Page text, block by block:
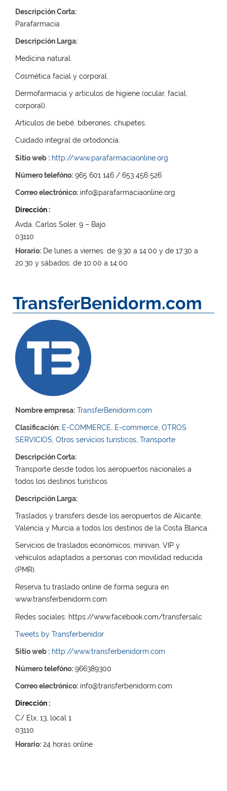
Descripción Corta:
Parafarmacia
Descripción Larga:
Medicina natural.
Cosmética facial y corporal.
Dermofarmacia y artículos de higiene (ocular, facial,
corporal).
Artículos de bebé, biberones, chupetes.
Cuidado integral de ortodoncia.
Sitio web : http://www.parafarmaciaonline.org
Número telefóno: 965 601 146 / 653 456 526
Correo electrónico: info@parafarmaciaonline.org
Dirección :
Avda. Carlos Soler, 9 – Bajo
03110
Horario: De lunes a viernes: de 9:30 a 14:00 y de 17:30 a
20:30 y sábados: de 10:00 a 14:00
TransferBenidorm.com
Nombre empresa: TransferBenidorm.com
Clasificación: E-COMMERCE E-commerce ,OTROS
SERVICIOS ,Otros servicios turísticos ,Transporte
Descripción Corta:
Transporte desde todos los aeropuertos nacionales a
todos los destinos turísticos
Descripción Larga:
Traslados y transfers desde los aeropuertos de Alicante,
Valencia y Murcia a todos los destinos de la Costa Blanca.
Servicios de traslados económicos, minivan, VIP y
vehículos adaptados a personas con movilidad reducida
(PMR).
Reserva tu traslado online de forma segura en
www.transferbenidorm.com
Redes sociales: https://www.facebook.com/transfersalc
Tweets by Transferbenidor
Sitio web : http://www.transferbenidorm.com
Número telefóno: 966389300
Correo electrónico: info@transferbenidorm.com
Dirección :
C/ Elx, 13, local 1
03110
Horario: 24 horas online